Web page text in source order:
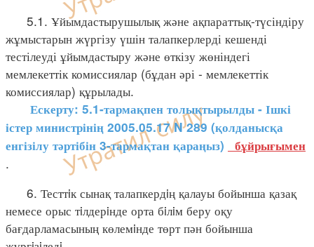
5.1. Ұйымдастырушылық және ақпараттық-түсіндіру
жұмыстарын жүргізу үшін талапкерлерді кешенді
тестілеуді ұйымдастыру және өткізу жөніндегі
мемлекеттік комиссиялар (бұдан әрі - мемлекеттік
комиссиялар) құрылады.
Ескерту: 5.1-тармақпен толықтырылды - Ішкі
істер министрінің 2005.05.17 N 289 (қолданысқа
енгізілу тәртібін 3-тармақтан қараңыз)
бұйрығымен
.
6. Тесттiк сынақ талапкердiң қалауы бойынша қазақ
немесе орыс тiлдерiнде орта бiлiм беру оқу
бағдарламасының көлемiнде төрт пән бойынша